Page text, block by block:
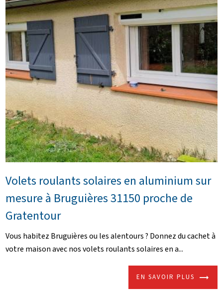
Volets roulants solaires en aluminium sur
mesure à Bruguières 31150 proche de
Gratentour
Vous habitez Bruguières ou les alentours ? Donnez du cachet à
votre maison avec nos volets roulants solaires en a...
EN SAVOIR PLUS